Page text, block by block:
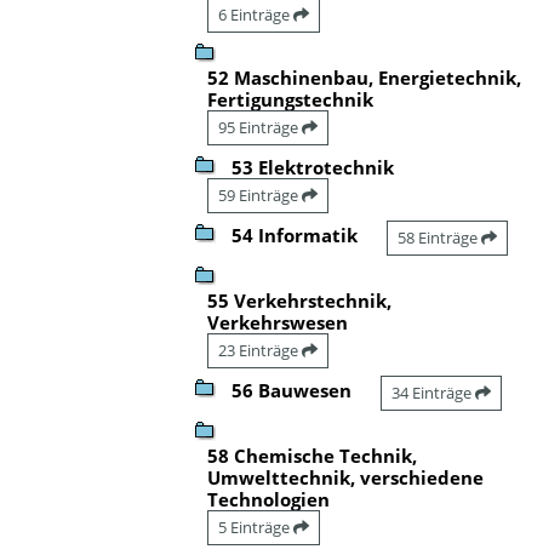
6 Einträge
52 Maschinenbau, Energietechnik,
Fertigungstechnik
95 Einträge
53 Elektrotechnik
59 Einträge
54 Informatik 58 Einträge
55 Verkehrstechnik,
Verkehrswesen
23 Einträge
56 Bauwesen 34 Einträge
58 Chemische Technik,
Umwelttechnik, verschiedene
Technologien
5 Einträge